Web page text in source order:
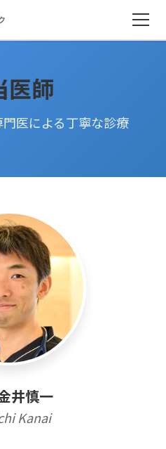
医師
医による丁寧な診療
井慎一
Kanai